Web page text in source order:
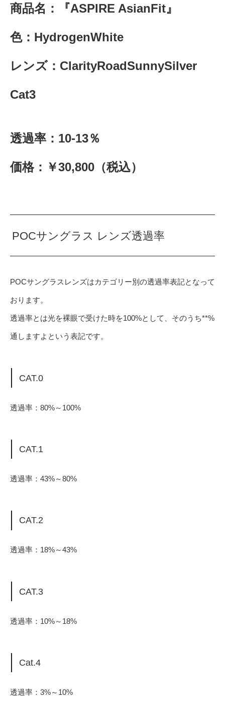
商品名：『ASPIRE AsianFit』
色：HydrogenWhite
レンズ：ClarityRoadSunnySilver
Cat3
透過率：10-13％
価格：￥30,800（税込）
POCサングラス レンズ透過率
POCサングラスレンズはカテゴリー別の透過率表記となって
おります。
透過率とは光を裸眼で受けた時を100%として、そのうち**%
通しますよという表記です。
CAT.0
透過率：80%～100%
CAT.1
透過率：43%～80%
CAT.2
透過率：18%～43%
CAT.3
透過率：10%～18%
Cat.4
透過率：3%～10%